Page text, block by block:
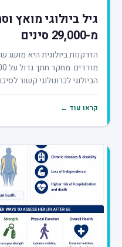
גיל ביולוגי מואץ
מ-29,000 סינים
הזדקנות ביולוגית היא מושג
הביולוגי לכרונולוגי קשור
קראו עוד ←